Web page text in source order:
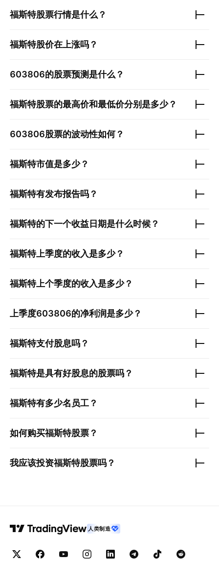
福斯特股票行情是什么？
福斯特股价在上涨吗？
603806的股票预测是什么？
福斯特股票的最高价和最低价分别是多少？
603806股票的波动性如何？
福斯特市值是多少？
福斯特有发布报告吗？
福斯特的下一个收益日期是什么时候？
福斯特上季度的收入是多少？
福斯特上个季度的收入是多少？
上季度603806的净利润是多少？
福斯特支付股息吗？
福斯特是具有好股息的股票吗？
福斯特有多少名员工？
如何购买福斯特股票？
我应该投资福斯特股票吗？
人类制造